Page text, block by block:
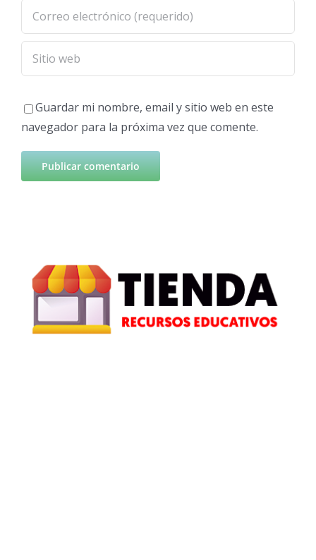
Guardar mi nombre, email y sitio web en este
navegador para la próxima vez que comente.